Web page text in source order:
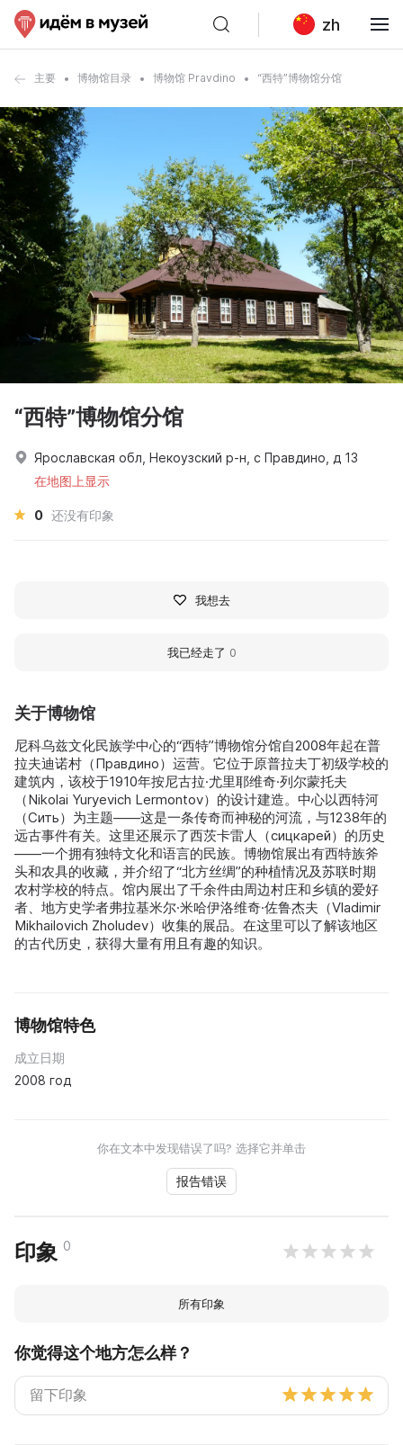
zh
主要 博物馆目录 博物馆 Pravdino “西特”博物馆分馆
关于博物馆
尼科乌兹文化民族学中心的“西特”博物馆分馆自2008年起在普
拉夫迪诺村（Правдино）运营。它位于原普拉夫丁初级学校的
建筑内，该校于1910年按尼古拉·尤里耶维奇·列尔蒙托夫
（Nikolai Yuryevich Lermontov）的设计建造。中心以西特河
（Сить）为主题——这是一条传奇而神秘的河流，与1238年的
远古事件有关。这里还展示了西茨卡雷人（сицкарей）的历史
——一个拥有独特文化和语言的民族。博物馆展出有西特族斧
头和农具的收藏，并介绍了“北方丝绸”的种植情况及苏联时期
农村学校的特点。馆内展出了千余件由周边村庄和乡镇的爱好
者、地方史学者弗拉基米尔·米哈伊洛维奇·佐鲁杰夫（Vladimir
Mikhailovich Zholudev）收集的展品。在这里可以了解该地区
的古代历史，获得大量有用且有趣的知识。
博物馆特色
成立日期
2008 год
你在文本中发现错误了吗? 选择它并单击
报告错误
印象 0
所有印象
你觉得这个地方怎么样？
“西特”博物馆分馆
Ярославская обл, Некоузский р-н, с Правдино, д 13
在地图上显示
0 还没有印象
我想去
我已经走了 0